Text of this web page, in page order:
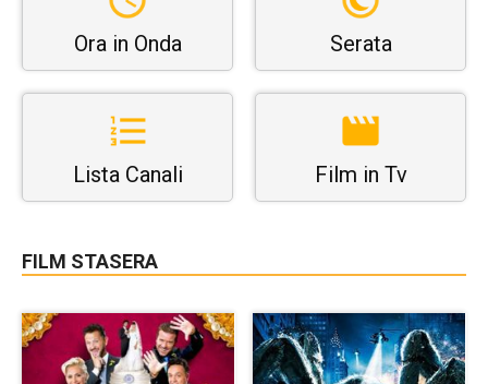
Ora in Onda Serata
Lista Canali Film in Tv
FILM STASERA